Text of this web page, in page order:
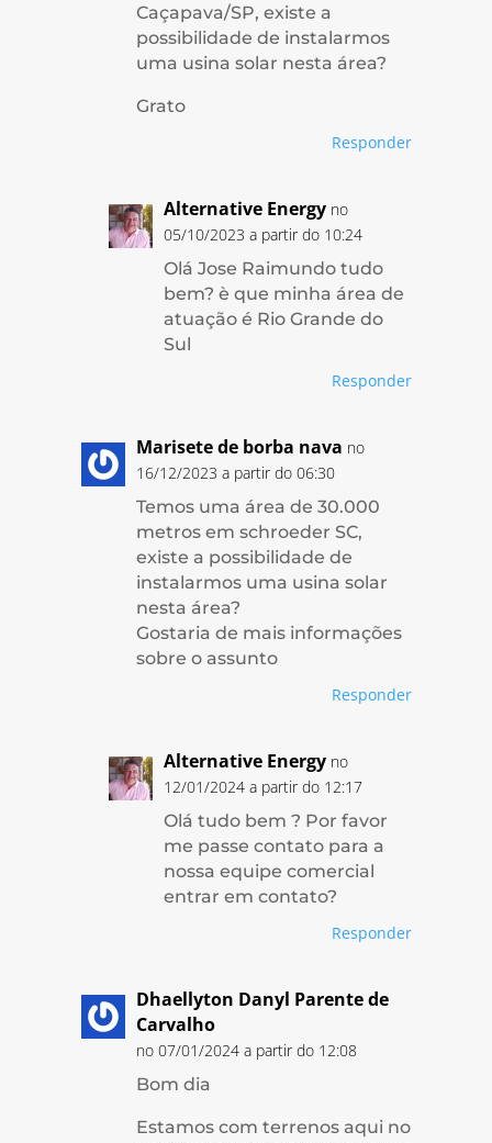
Caçapava/SP, existe a
possibilidade de instalarmos
uma usina solar nesta área?
Grato
Responder
Alternative Energy no
05/10/2023 a partir do 10:24
Olá Jose Raimundo tudo
bem? è que minha área de
atuação é Rio Grande do
Sul
Responder
Marisete de borba nava no
16/12/2023 a partir do 06:30
Temos uma área de 30.000
metros em schroeder SC,
existe a possibilidade de
instalarmos uma usina solar
nesta área?
Gostaria de mais informações
sobre o assunto
Responder
Alternative Energy no
12/01/2024 a partir do 12:17
Olá tudo bem ? Por favor
me passe contato para a
nossa equipe comercial
entrar em contato?
Responder
Dhaellyton Danyl Parente de
Carvalho
no 07/01/2024 a partir do 12:08
Bom dia
Estamos com terrenos aqui no